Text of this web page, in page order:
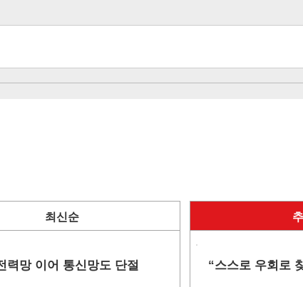
최신순
력망 이어 통신망도 단절 “스스로 우회로